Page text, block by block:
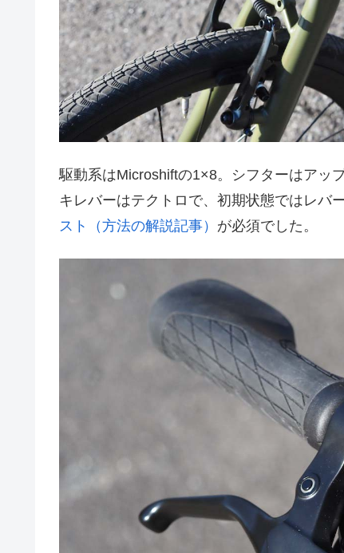
駆動系はMicroshiftの1×8。シフターはアッ
キレバーはテクトロで、初期状態ではレバ
スト（方法の解説記事） が必須でした。